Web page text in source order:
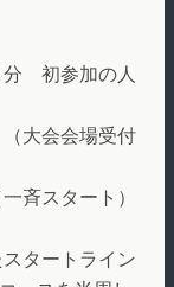
分 初参加の人
大会会場受付
斉スタート）
タートライン